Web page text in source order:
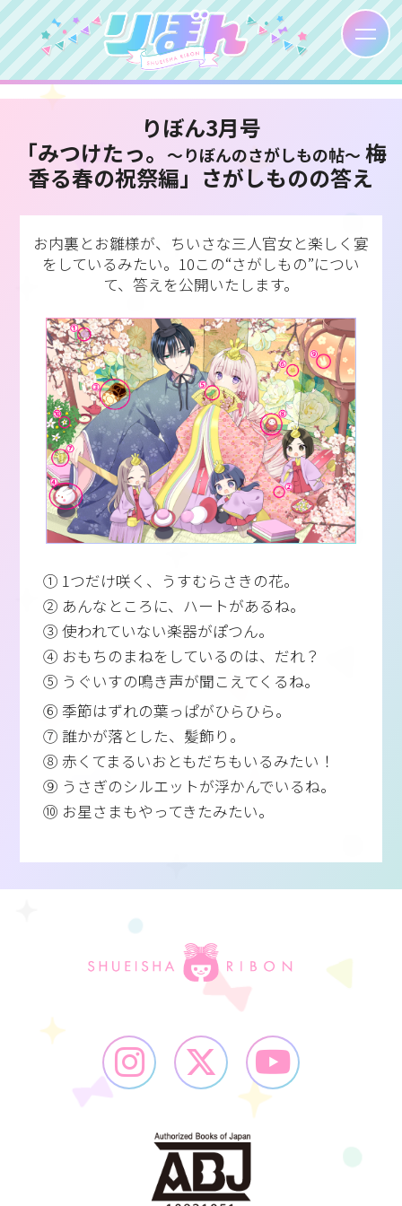
りぼん3月号
「みつけたっ。
～りぼんのさがしもの帖～ 梅
香る春の祝祭編」 さがしものの答え
お内裏とお雛様が、ちいさな三人官女と楽しく宴
をしているみたい。 10この“さがしもの”につい
て、答えを公開いたします。
① 1つだけ咲く、うすむらさきの花。
② あんなところに、ハートがあるね。
③ 使われていない楽器がぽつん。
④ おもちのまねをしているのは、だれ？
⑤ うぐいすの鳴き声が聞こえてくるね。
⑥ 季節はずれの葉っぱがひらひら。
⑦ 誰かが落とした、髪飾り。
⑧ 赤くてまるいおともだちもいるみたい！
⑨ うさぎのシルエットが浮かんでいるね。
⑩ お星さまもやってきたみたい。